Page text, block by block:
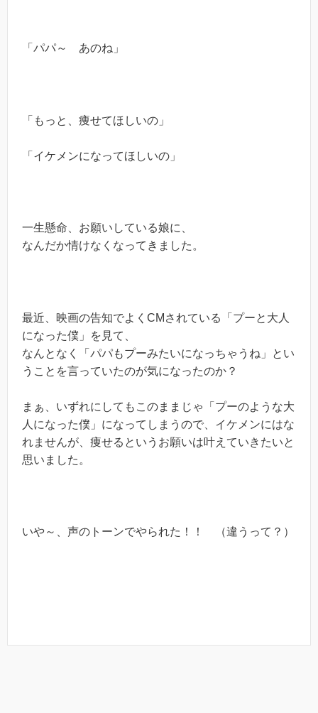
「パパ～ あのね」
「もっと、痩せてほしいの」
「イケメンになってほしいの」
一生懸命、お願いしている娘に、
なんだか情けなくなってきました。
最近、映画の告知でよくCMされている「プーと大人
になった僕」を見て、
なんとなく「パパもプーみたいになっちゃうね」とい
うことを言っていたのが気になったのか？
まぁ、いずれにしてもこのままじゃ「プーのような大
人になった僕」になってしまうので、イケメンにはな
れませんが、痩せるというお願いは叶えていきたいと
思いました。
いや～、声のトーンでやられた！！ （違うって？）